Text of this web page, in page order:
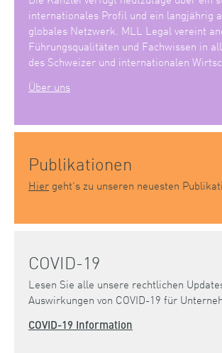
internationales Profil und ein langjährig
globales Netzwerk. MLL Legal vereint
Führungsqualitäten und Fachwissen in
des Schweizer und internationalen
Über uns
Publikationen
Hier geht’s zu unseren neuesten
COVID-19
Lesen Sie alle unsere rechtlichen
Auswirkungen von COVID-19 für
COVID-19 Information